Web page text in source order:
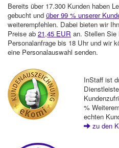
Bereits über 17.300 Kunden haben
gebucht und über 99 % unserer
weiterempfehlen. Dabei bieten wir
Preise ab 21,45 EUR an. Stellen Sie
Personalanfrage bis 18 Uhr und wir
eine Personalauswahl senden.
InStaff ist
%
echten
zu den